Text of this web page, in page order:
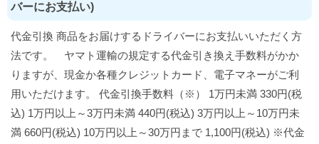
バーにお支払い)
代金引換 商品をお届けするドライバーにお支払いいただく方
法です。 ヤマト運輸の規定する代金引き換え手数料がかか
りますが、現金か各種クレジットカード、電子マネーがご利
用いただけます。 代金引換手数料（※） 1万円未満 330円(税
込) 1万円以上～3万円未満 440円(税込) 3万円以上～10万円未
満 660円(税込) 10万円以上～30万円まで 1,100円(税込) ※代金